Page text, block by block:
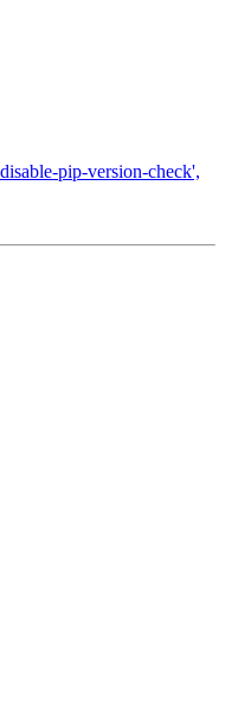
pip-version-check',